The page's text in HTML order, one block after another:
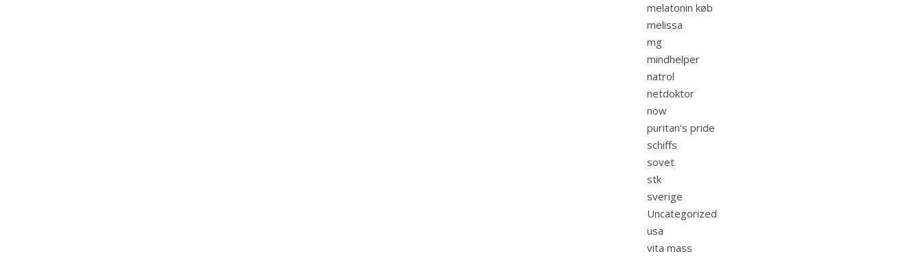
melatonin køb
melissa
mg
mindhelper
natrol
netdoktor
now
puritan's pride
schiffs
sovet
stk
sverige
Uncategorized
usa
vita mass